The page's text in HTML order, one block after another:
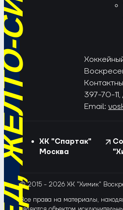
397-70-
Email:
ХК "Спартак"
Москва
© 2015 - 2026 ХК "Химик"
Все права на материалы,